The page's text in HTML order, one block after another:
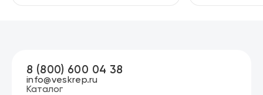
Каталог
8 (800) 600 04 38
info@veskrep.ru